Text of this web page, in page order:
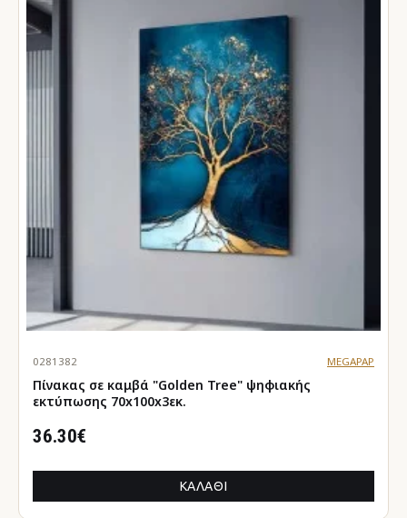
0281382 MEGAPAP
Πίνακας σε καμβά "Golden Tree" ψηφιακής
εκτύπωσης 70x100x3εκ.
36.30€
ΚΑΛΆΘΙ